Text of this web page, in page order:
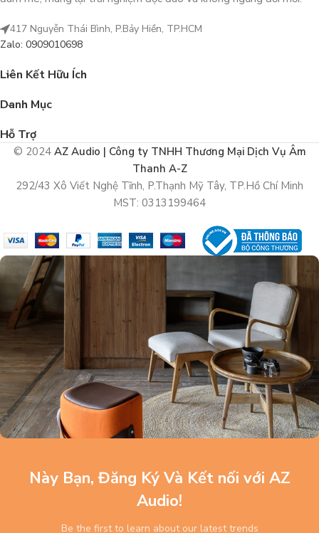
417 Nguyễn Thái Bình, P.Bảy Hiền, TP.HCM
Zalo: 0909010698
Liên Kết Hữu Ích
Danh Mục
Hỗ Trợ
© 2024 AZ Audio | Công ty TNHH Thương Mại Dịch Vụ Âm
Thanh A-Z
292/43 Xô Viết Nghệ Tĩnh, P.Thạnh Mỹ Tây, TP.Hồ Chí Minh
MST: 0313199464
Này Bạn, Đăng Ký Và Kết nối với AZ
Audio!
Be the first to learn about our latest trends